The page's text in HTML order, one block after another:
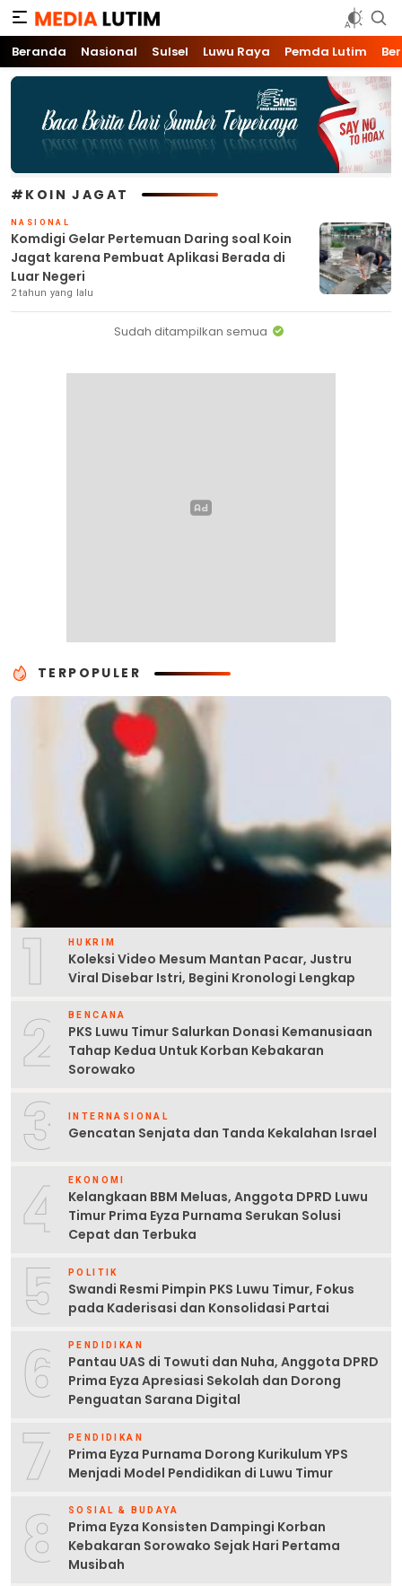
Media Lutim
Info untuk Lutim
Beranda Nasional Sulsel Luwu Raya Pemda Lutim
#KOIN JAGAT
NASIONAL
Komdigi Gelar Pertemuan Daring soal Koin
Jagat karena Pembuat Aplikasi Berada di
Luar Negeri
2 tahun yang lalu
Sudah ditampilkan semua
TERPOPULER
1 HUKRIM
Koleksi Video Mesum Mantan Pacar, Justru
Viral Disebar Istri, Begini Kronologi Lengkap
2 BENCANA
PKS Luwu Timur Salurkan Donasi Kemanusiaan
Tahap Kedua Untuk Korban Kebakaran
Sorowako
3 INTERNASIONAL
Gencatan Senjata dan Tanda Kekalahan Israel
4 EKONOMI
Kelangkaan BBM Meluas, Anggota DPRD Luwu
Timur Prima Eyza Purnama Serukan Solusi
Cepat dan Terbuka
5 POLITIK
Swandi Resmi Pimpin PKS Luwu Timur, Fokus
pada Kaderisasi dan Konsolidasi Partai
6 PENDIDIKAN
Pantau UAS di Towuti dan Nuha, Anggota DPRD
Prima Eyza Apresiasi Sekolah dan Dorong
Penguatan Sarana Digital
7 PENDIDIKAN
Prima Eyza Purnama Dorong Kurikulum YPS
Menjadi Model Pendidikan di Luwu Timur
8 SOSIAL & BUDAYA
Prima Eyza Konsisten Dampingi Korban
Kebakaran Sorowako Sejak Hari Pertama
Musibah